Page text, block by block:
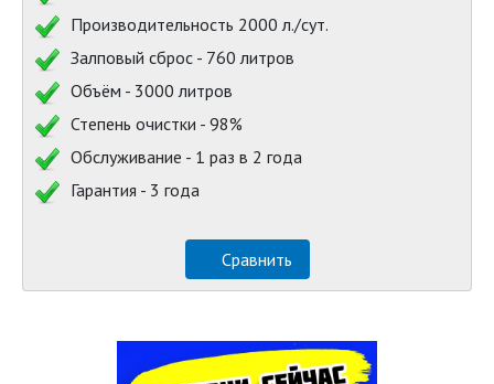
Производительность 2000 л./сут.
Залповый сброс - 760 литров
Объём - 3000 литров
Степень очистки - 98%
Обслуживание - 1 раз в 2 года
Гарантия - 3 года
Сравнить